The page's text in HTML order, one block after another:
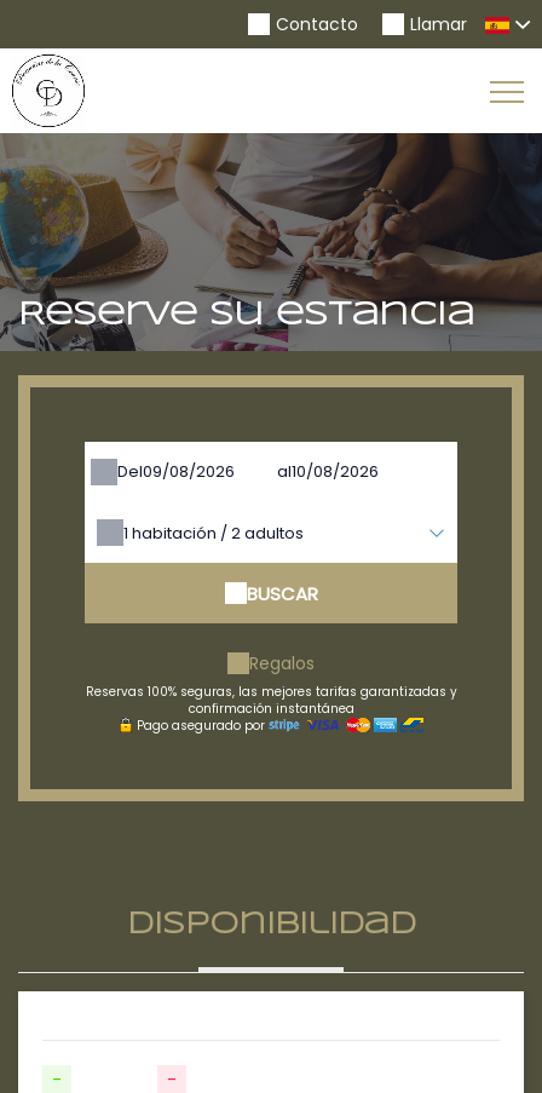
Llamar
Contacto
Reserve su estancia
Del al
1 habitación /2adultos
BUSCAR
Regalos
Reservas 100% seguras, las mejores tarifas garantizadas y
confirmación instantánea
Pago asegurado por
Disponibilidad
- -